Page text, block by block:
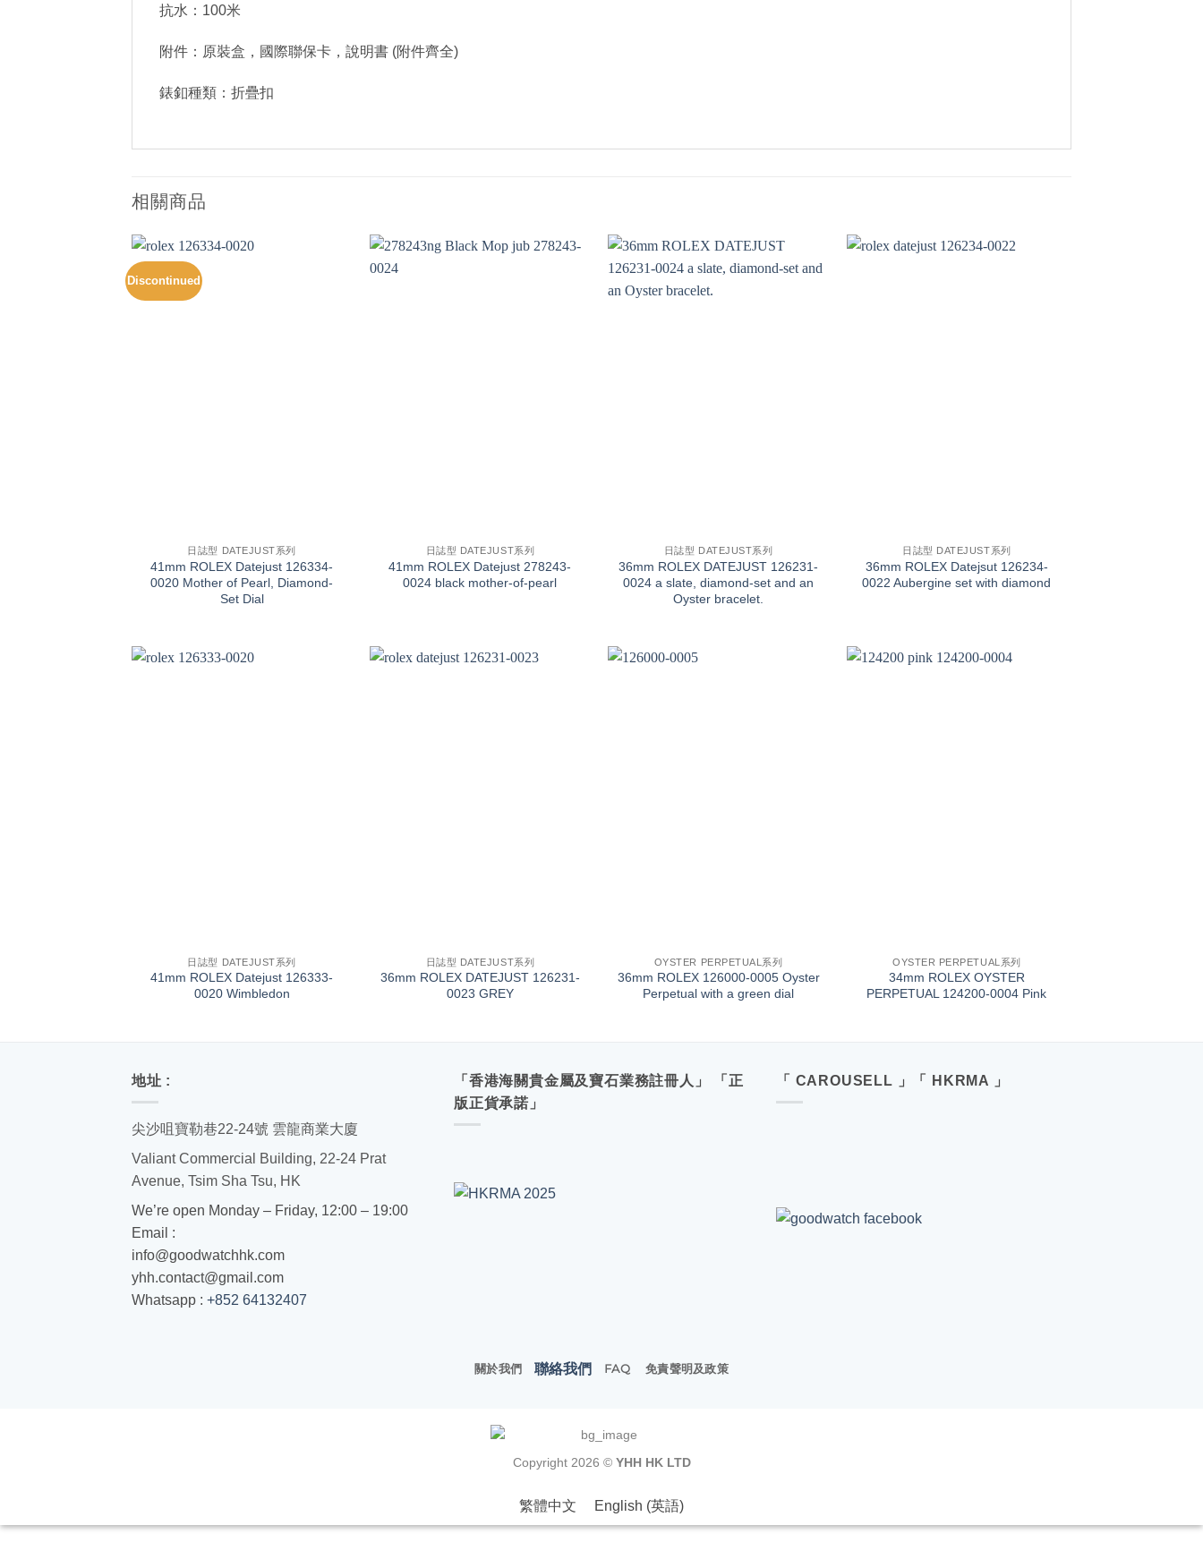
抗水：100米
附件：原裝盒，國際聯保卡，說明書 (附件齊全)
錶釦種類：折疊扣
相關商品
Discontinued
日誌型 DATEJUST系列
41mm ROLEX Datejust 126334-
0020 Mother of Pearl, Diamond-
Set Dial
日誌型 DATEJUST系列
41mm ROLEX Datejust 278243-
0024 black mother-of-pearl
日誌型 DATEJUST系列
36mm ROLEX DATEJUST 126231-
0024 a slate, diamond-set and an
Oyster bracelet.
日誌型 DATEJUST系列
36mm ROLEX Datejsut 126234-
0022 Aubergine set with diamond
日誌型 DATEJUST系列
41mm ROLEX Datejust 126333-
0020 Wimbledon
日誌型 DATEJUST系列
36mm ROLEX DATEJUST 126231-
0023 GREY
OYSTER PERPETUAL系列
36mm ROLEX 126000-0005 Oyster
Perpetual with a green dial
OYSTER PERPETUAL系列
34mm ROLEX OYSTER
PERPETUAL 124200-0004 Pink
地址 :
尖沙咀寶勒巷22-24號 雲龍商業大廈
Valiant Commercial Building, 22-24 Prat
Avenue, Tsim Sha Tsu, HK
We’re open Monday – Friday, 12:00 – 19:00
Email :
info@goodwatchhk.com
yhh.contact@gmail.com
Whatsapp : +852 64132407
「香港海關貴金屬及寶石業務註冊人」 「正
版正貨承諾」
「 CAROUSELL 」「 HKRMA 」
關於我們 聯絡我們 FAQ 免責聲明及政策
Copyright 2026 © YHH HK LTD
繁體中文 English (英語)